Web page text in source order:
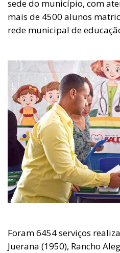
sede do município, com
mais de 4500 alunos
rede municipal de
Foram 6454 serviços
Juerana (1950), Rancho